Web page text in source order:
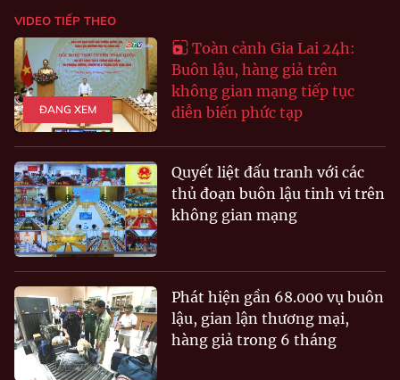
VIDEO TIẾP THEO
ĐANG XEM
Toàn cảnh Gia Lai 24h:
Buôn lậu, hàng giả trên
không gian mạng tiếp tục
diễn biến phức tạp
Quyết liệt đấu tranh với các
thủ đoạn buôn lậu tinh vi trên
không gian mạng
Phát hiện gần 68.000 vụ buôn
lậu, gian lận thương mại,
hàng giả trong 6 tháng